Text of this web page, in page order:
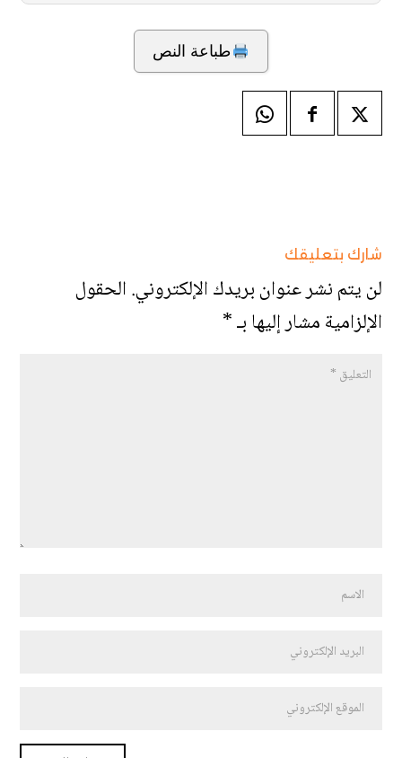
طباعة النص
شارك بتعليقك
لن يتم نشر عنوان بريدك الإلكتروني.الحقول
الإلزامية مشار إليها بـ*